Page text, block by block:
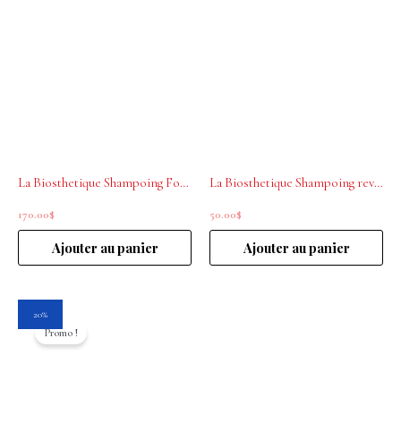
La Biosthetique Shampoing Fortifiant Méthode régénérante 1000ml
170.00$
Ajouter au panier
La Biosthetique Shampoing revitalisant 250ml
50.00$
Ajouter au panier
20%
Promo !
prix
initialactuel